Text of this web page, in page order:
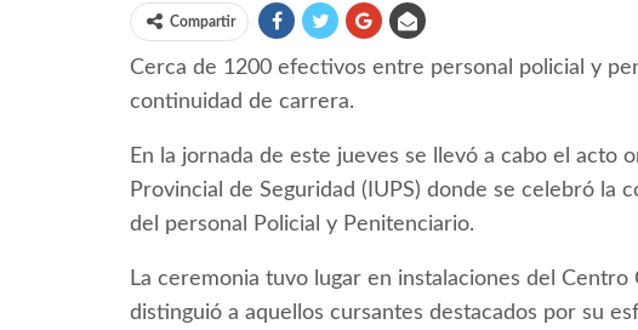
Compartir
Cerca de 1200 efectivos entre personal policial y
continuidad de carrera.
En la jornada de este jueves se llevó a cabo el acto
Provincial de Seguridad (IUPS) donde se celebró la
del personal Policial y Penitenciario.
La ceremonia tuvo lugar en instalaciones del
distinguió a aquellos cursantes destacados por su